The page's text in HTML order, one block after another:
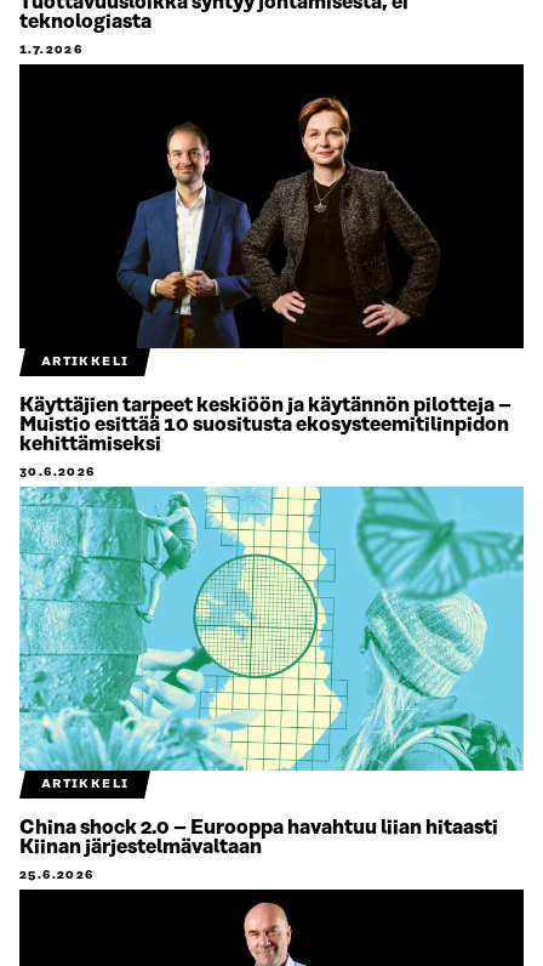
teknologiasta
1.7.2026
ARTIKKELI
Käyttäjien tarpeet keskiöön ja käytännön pilotteja –
Muistio esittää 10 suositusta ekosysteemitilinpidon
kehittämiseksi
30.6.2026
ARTIKKELI
China shock 2.0 – Eurooppa havahtuu liian hitaasti
Kiinan järjestelmävaltaan
25.6.2026